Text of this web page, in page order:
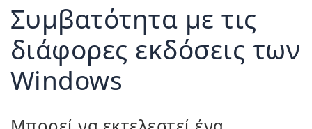
Συμβατότητα με τις
διάφορες εκδόσεις των
Windows